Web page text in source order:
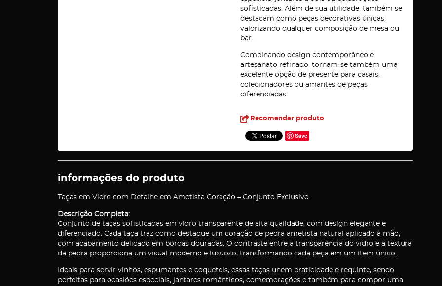
sofisticadas. Além de sua utilidade, também se
destacam como peças decorativas únicas,
valorizando qualquer composição de mesa ou
bar.
Combinando design contemporâneo e
artesanato refinado, tornam-se também uma
excelente opção de presente para casais,
colecionadores ou amantes de peças
diferenciadas.
Recomendar produto
Save
informações do produto
Taças em Vidro com Detalhe em Ametista Coração – Conjunto Exclusivo
Descrição Completa:
Conjunto de taças sofisticadas em vidro transparente de alta qualidade, com design elegante e
diferenciado. Cada taça traz como destaque um coração de pedra ametista natural aplicado à mão,
com acabamento delicado em bordas douradas. O contraste entre a transparência do vidro e a textura
da pedra proporciona um visual moderno e luxuoso, transformando cada peça em um item único.
Ideais para servir vinhos, espumantes e coquetéis, essas taças unem praticidade e requinte, sendo
perfeitas para ocasiões especiais, jantares românticos, comemorações e também para compor uma